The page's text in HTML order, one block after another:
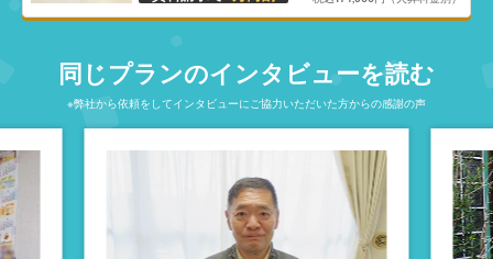
同じプランのインタビューを読む
※弊社から依頼をしてインタビューにご協力いただいた方からの感謝の声